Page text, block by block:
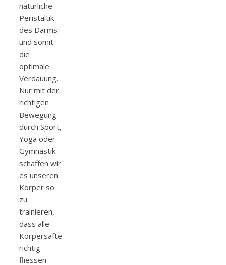
natürliche
Peristaltik
des Darms
und somit
die
optimale
Verdauung.
Nur mit der
richtigen
Bewegung
durch Sport,
Yoga oder
Gymnastik
schaffen wir
es unseren
Körper so
zu
trainieren,
dass alle
Körpersäfte
richtig
fliessen